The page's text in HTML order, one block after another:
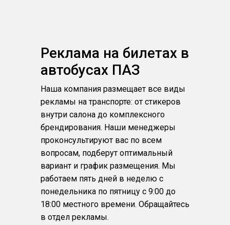
Реклама на билетах в
автобусах ПАЗ
Наша компания размещает все виды
рекламы на транспорте: от стикеров
внутри салона до комплексного
брендирования. Наши менеджеры
проконсультируют вас по всем
вопросам, подберут оптимальный
вариант и график размещения. Мы
работаем пять дней в неделю с
понедельника по пятницу с 9:00 до
18:00 местного времени. Обращайтесь
в отдел рекламы.